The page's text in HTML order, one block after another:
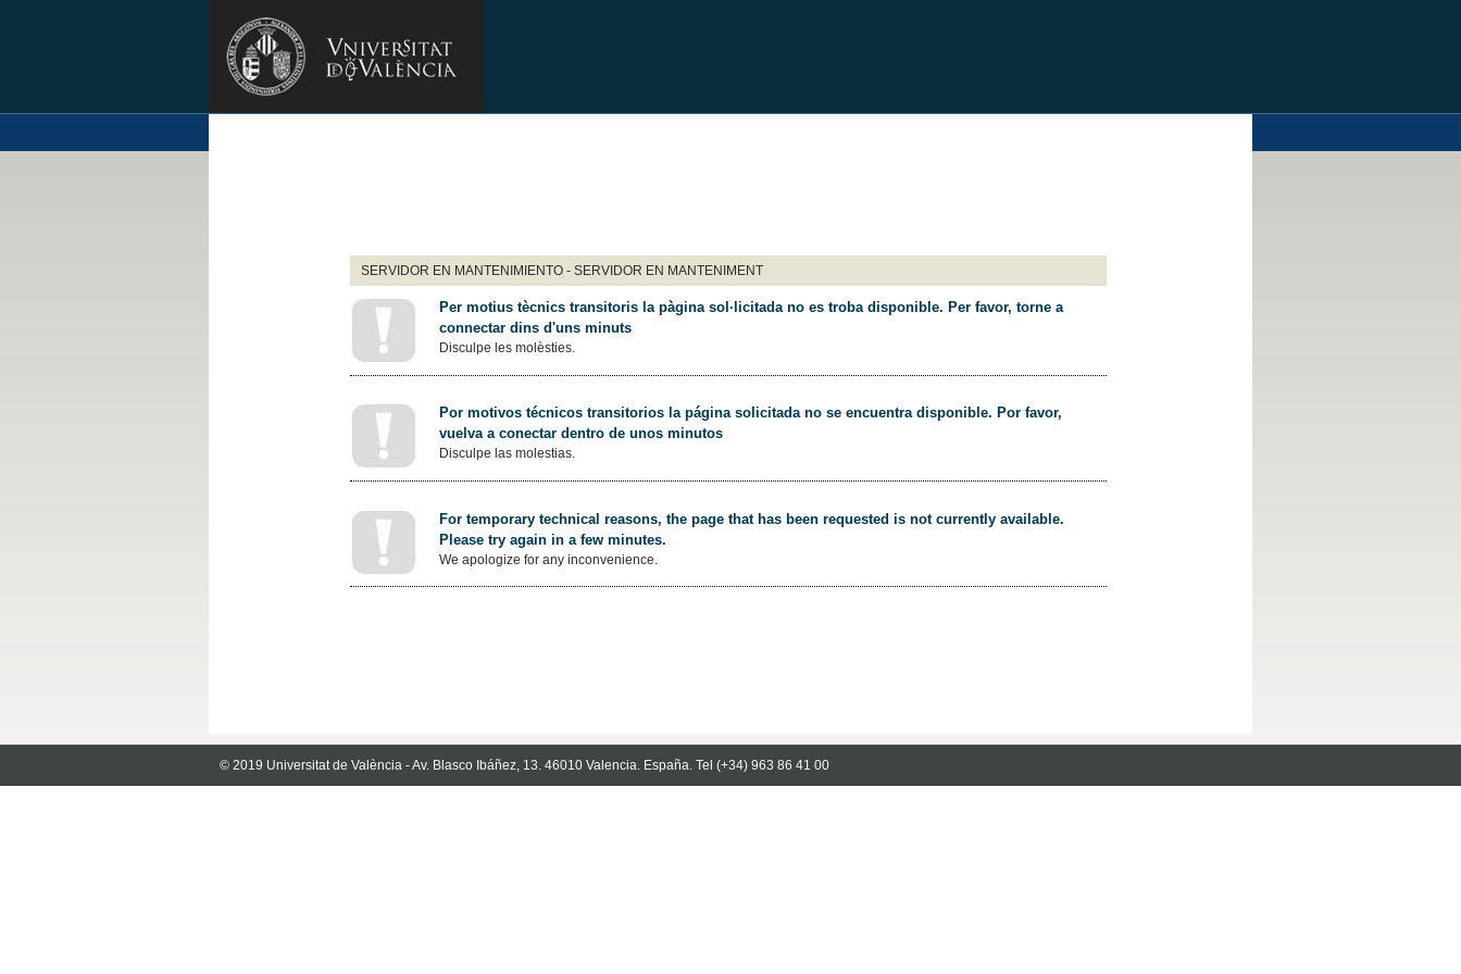
SERVIDOR EN MANTENIMIENTO - SERVIDOR EN MANTENIMENT
Per motius tècnics transitoris la pàgina sol·licitada no es troba disponible. Per favor, torne a
connectar dins d'uns minuts
Disculpe les molèsties.
Por motivos técnicos transitorios la página solicitada no se encuentra disponible. Por favor,
vuelva a conectar dentro de unos minutos
Disculpe las molestias.
For temporary technical reasons, the page that has been requested is not currently available.
Please try again in a few minutes.
We apologize for any inconvenience.
© 2019 Universitat de València - Av. Blasco Ibáñez, 13. 46010 Valencia. España. Tel (+34) 963 86 41 00